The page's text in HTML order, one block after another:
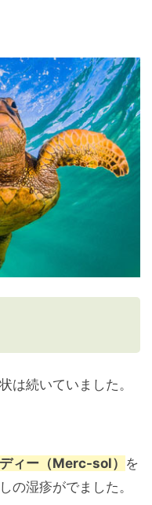
は続いていました。
ィー（Merc-sol） を
の湿疹がでました。